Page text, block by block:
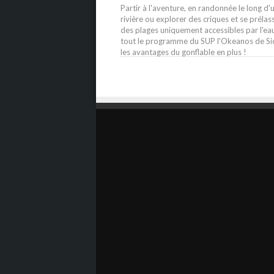
Partir à l'aventure, en randonnée le long
rivière ou explorer des criques et se
des plages uniquement accessibles par
tout le programme du SUP l'Okeanos de
les avantages du gonflable en plus !